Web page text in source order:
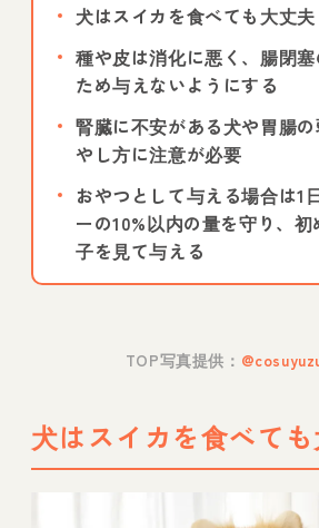
犬はスイカを食べても大丈夫
種や皮は消化に悪く、腸閉
ため与えないようにする
腎臓に不安がある犬や胃腸
やし方に注意が必要
おやつとして与える場合は1
ーの10%以内の量を守り、
子を見て与える
TOP写真提供：
犬はスイカを食べて